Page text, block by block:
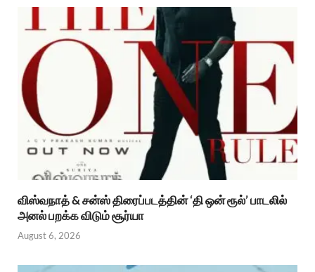
விஸ்வநாத் & சன்ஸ் திரைப்படத்தின் ‘தி ஒன் ரூல்’ பாடலில்
அனல் பறக்க விடும் சூர்யா
August 6, 2026